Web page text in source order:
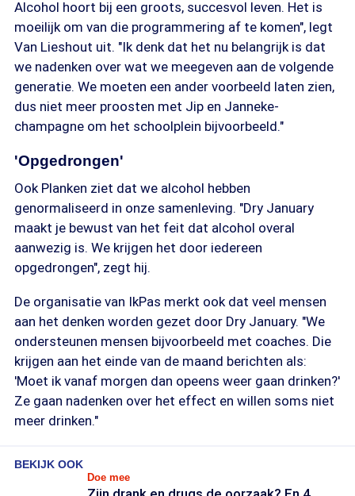
Alcohol hoort bij een groots, succesvol leven. Het is
moeilijk om van die programmering af te komen", legt
Van Lieshout uit. "Ik denk dat het nu belangrijk is dat
we nadenken over wat we meegeven aan de volgende
generatie. We moeten een ander voorbeeld laten zien,
dus niet meer proosten met Jip en Janneke-
champagne om het schoolplein bijvoorbeeld."
'Opgedrongen'
Ook Planken ziet dat we alcohol hebben
genormaliseerd in onze samenleving. "Dry January
maakt je bewust van het feit dat alcohol overal
aanwezig is. We krijgen het door iedereen
opgedrongen", zegt hij.
De organisatie van IkPas merkt ook dat veel mensen
aan het denken worden gezet door Dry January. "We
ondersteunen mensen bijvoorbeeld met coaches. Die
krijgen aan het einde van de maand berichten als:
'Moet ik vanaf morgen dan opeens weer gaan drinken?'
Ze gaan nadenken over het effect en willen soms niet
meer drinken."
BEKIJK OOK
Doe mee